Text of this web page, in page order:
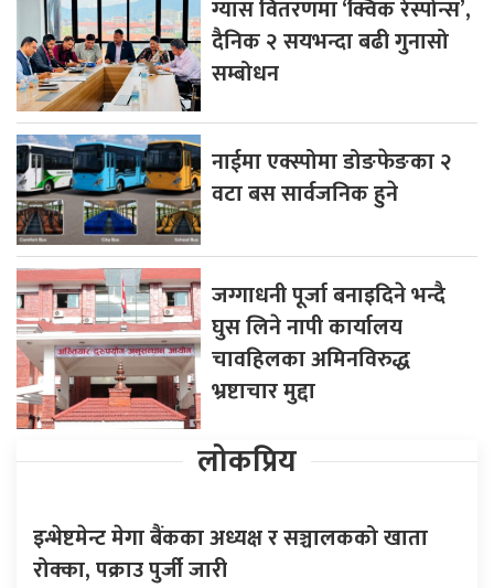
ग्यास वितरणमा ‘क्विक रेस्पोन्स’,
दैनिक २ सयभन्दा बढी गुनासो
सम्बोधन
नाईमा एक्स्पोमा डोङफेङका २
वटा बस सार्वजनिक हुने
जग्गाधनी पूर्जा बनाइदिने भन्दै
घुस लिने नापी कार्यालय
चावहिलका अमिनविरुद्ध
भ्रष्टाचार मुद्दा
लोकप्रिय
इन्भेष्टमेन्ट मेगा बैंकका अध्यक्ष र सञ्चालकको खाता
रोक्का, पक्राउ पुर्जी जारी